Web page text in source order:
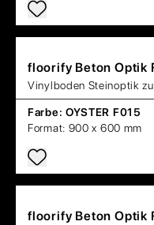
floorify Beton Optik
Vinylboden Steinoptik
Farbe: OYSTER F015
Format: 900 x 600 mm
floorify Beton Optik